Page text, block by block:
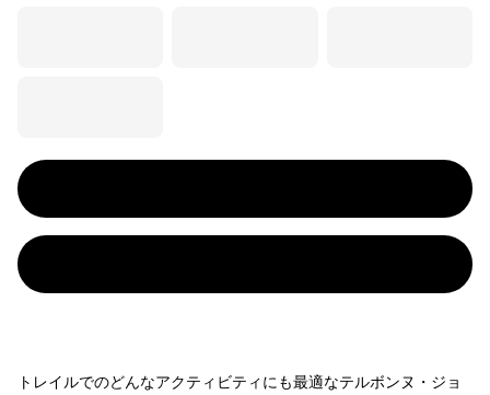
トレイルでのどんなアクティビティにも最適なテルボンヌ・ジョ